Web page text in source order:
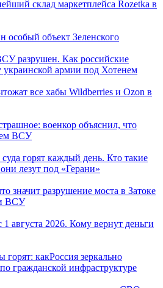
склад маркетплейса Rozetka в
особый объект Зеленского
разрушен. Как российские
армии под Хотенем
все хабы Wildberries и Ozon в
военкор объяснил, что
ВСУ
горят каждый день. Кто такие
лезут под «Герани»
значит разрушение моста в Затоке
ВСУ
2026. Кому вернут деньги
горят: какРоссия зеркально
гражданской инфраструктуре